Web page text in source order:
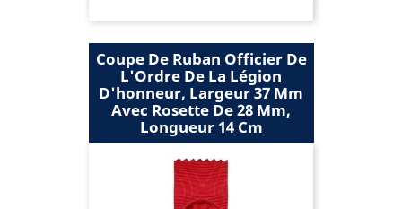
Coupe De Ruban Officier De
L'Ordre De La Légion
D'honneur, Largeur 37 Mm
Avec Rosette De 28 Mm,
Longueur 14 Cm